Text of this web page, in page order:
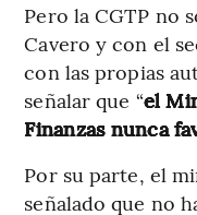
Pero la CGTP no
Cavero y con el
con las propias
señalar que “el
Finanzas nunca
Por su parte, el
señalado que no